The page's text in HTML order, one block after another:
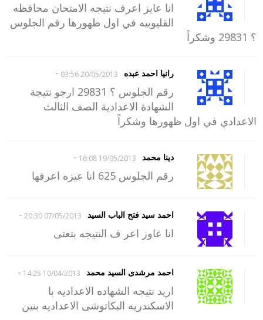
انا عايز اعرف نتيجه الامتحان محافظه
القليوبيه في اول ظهورها رقم الجلوس
؟ 29831 وشكراً
رانيا احمد عبده 20/05/2013 03:56
-
رقم الجلوس ؟ 29831 ارجو نتيجة
الشهادة الاعدادية الصف الثالث
الاعدادي في اول ظهورها وشكراً
دينا محمد 19/05/2013 16:08
-
رقم الجلوس 625 انا عيزه اعرفها
احمد سيد فتح الباب السيد 07/05/2013 20:30
-
انا عاوز اعر ف النتيجه بتعتى
احمد مرشدى السيد محمد 10/04/2013 14:25
-
اريد نتيجه الشهاده الاعداديه با
الاسكندريه البكاتوشى الاعداديه بنين